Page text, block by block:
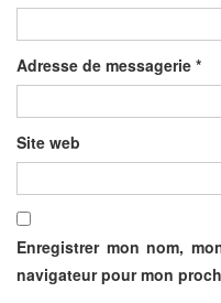
Adresse de messagerie *
Site web
Enregistrer mon nom,
navigateur pour mon